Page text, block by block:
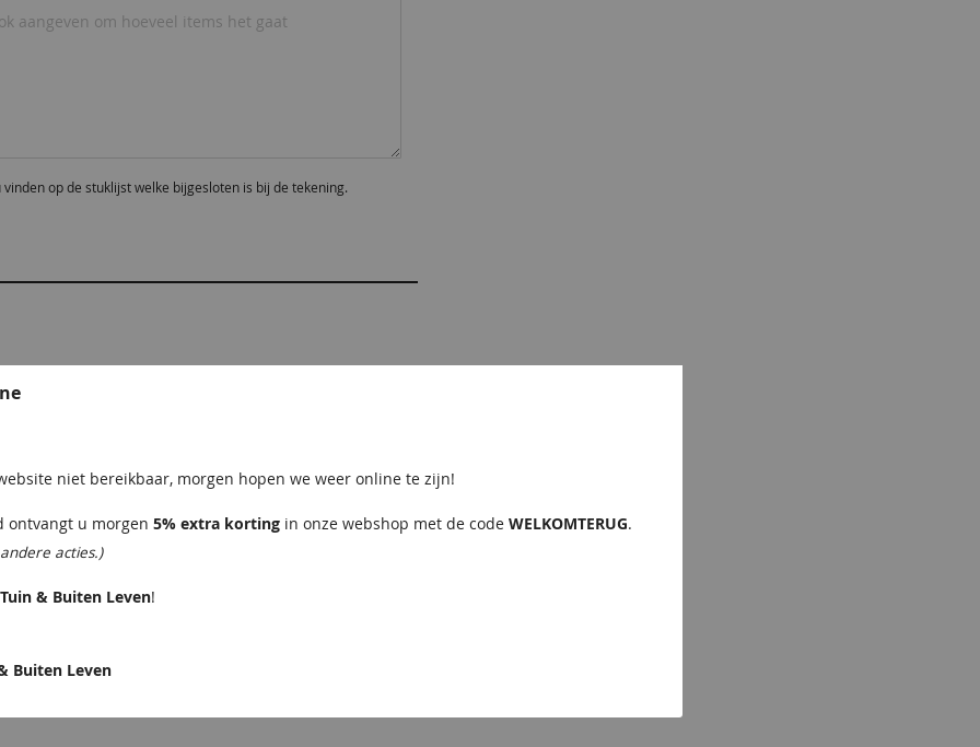
op de stuklijst welke bijgesloten is bij de tekening.
van minimaal 2 foto's van uw product of probleem
deze plaats slepen.
niet bereikbaar, morgen hopen we weer online te zijn!
ontvangt u morgen 5% extra korting in onze webshop met de code WELKOMTERUG.
acties.)
& Buiten Leven!
Buiten Leven